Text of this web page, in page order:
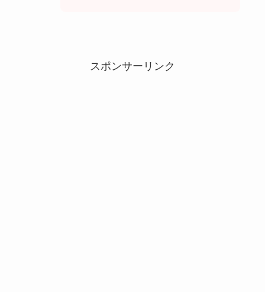
スポンサーリンク